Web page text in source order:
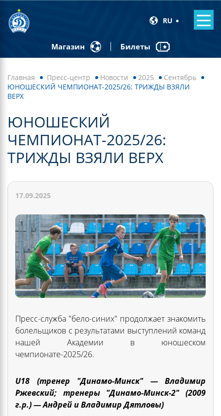
RU
Магазин Билеты
Главная Пресс-центр Новости 2025
Сентябрь
ЮНОШЕСКИЙ ЧЕМПИОНАТ-2025/26: ТРИЖДЫ ВЗЯЛИ
ВЕРХ
ЮНОШЕСКИЙ
ЧЕМПИОНАТ-2025/26:
ТРИЖДЫ ВЗЯЛИ ВЕРХ
17.09.2025
Пресс-служба "бело-синих" продолжает знакомить
болельщиков с результатами выступлений команд
нашей Академии в юношеском
чемпионате-2025/26.
U18 (тренер "Динамо-Минск" — Владимир
Ржевский; тренеры "Динамо-Минск-2" (2009
г.р.) — Андрей и Владимир Дятловы)